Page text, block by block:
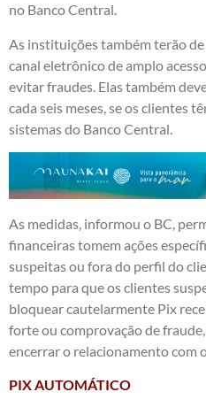
no Banco Central.
As instituições também terão
canal eletrônico de amplo
evitar fraudes. Elas também
cada seis meses, se os clientes
sistemas do Banco Central.
As medidas, informou o BC,
financeiras tomem ações
suspeitas ou fora do perfil do
tempo para que os clientes
bloquear cautelarmente Pix
forte ou comprovação de
encerrar o relacionamento com
PIX AUTOMÁTICO